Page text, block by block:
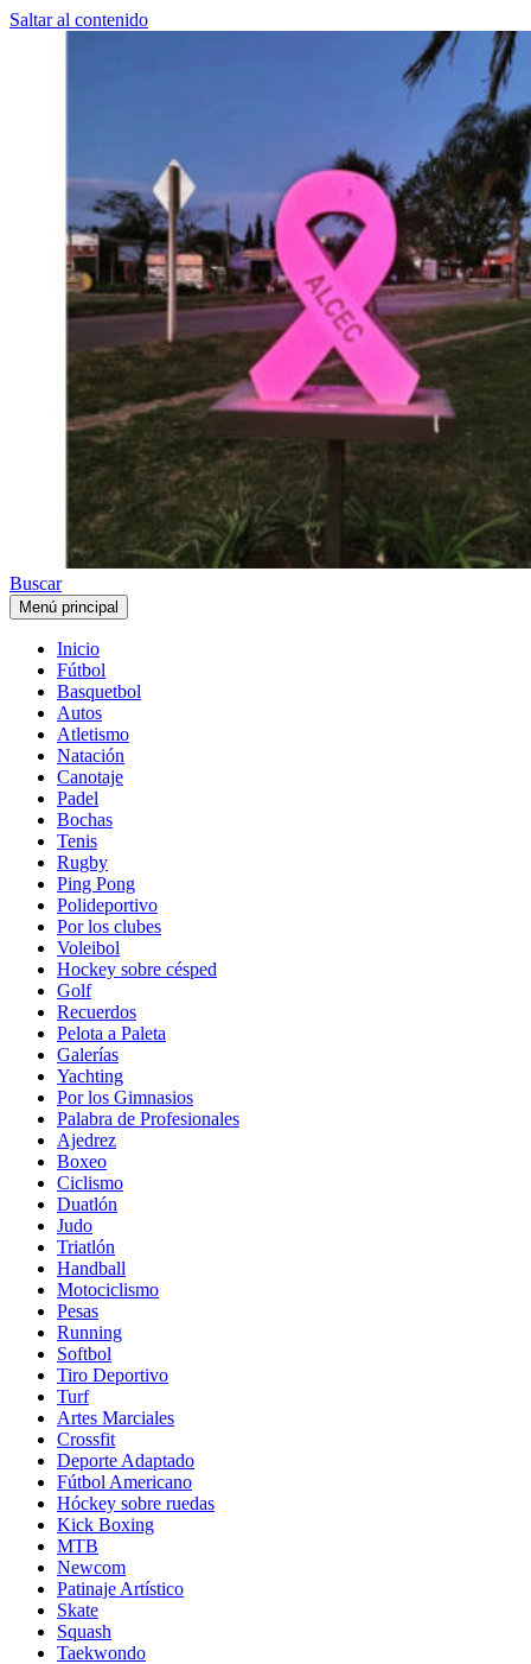
Saltar al contenido
Buscar
Menú principal
Inicio
Fútbol
Basquetbol
Autos
Atletismo
Natación
Canotaje
Padel
Bochas
Tenis
Rugby
Ping Pong
Polideportivo
Por los clubes
Voleibol
Hockey sobre césped
Golf
Recuerdos
Pelota a Paleta
Galerías
Yachting
Por los Gimnasios
Palabra de Profesionales
Ajedrez
Boxeo
Ciclismo
Duatlón
Judo
Triatlón
Handball
Motociclismo
Pesas
Running
Softbol
Tiro Deportivo
Turf
Artes Marciales
Crossfit
Deporte Adaptado
Fútbol Americano
Hóckey sobre ruedas
Kick Boxing
MTB
Newcom
Patinaje Artístico
Skate
Squash
Taekwondo